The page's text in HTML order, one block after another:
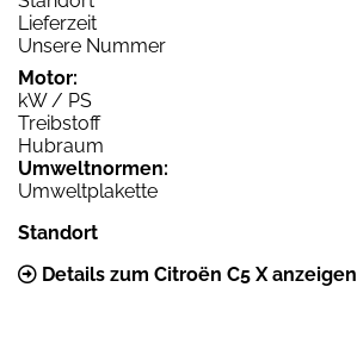
Lieferzeit
Unsere Nummer
Motor:
kW / PS
Treibstoff
Hubraum
Umweltnormen:
Umweltplakette
Standort
Details zum Citroën C5 X anzeigen